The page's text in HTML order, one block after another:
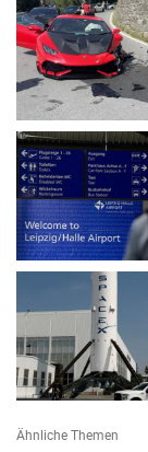
Ähnliche Themen